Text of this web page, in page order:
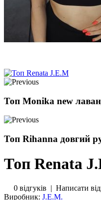
Топ Monika new
Топ Rihanna довгий
Топ Renata
0 відгуків | Написати
Виробник: J.E.M.